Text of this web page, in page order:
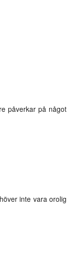
påverkar på något
inte vara orolig